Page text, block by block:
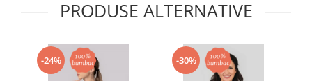
PRODUSE ALTERNATIVE
-24% -30%